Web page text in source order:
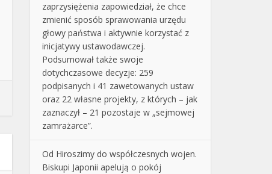
zaprzysiężenia zapowiedział, że chce
zmienić sposób sprawowania urzędu
głowy państwa i aktywnie korzystać z
inicjatywy ustawodawczej.
Podsumował także swoje
dotychczasowe decyzje: 259
podpisanych i 41 zawetowanych ustaw
oraz 22 własne projekty, z których – jak
zaznaczył – 21 pozostaje w „sejmowej
zamrażarce”.
Od Hiroszimy do współczesnych wojen.
Biskupi Japonii apelują o pokój